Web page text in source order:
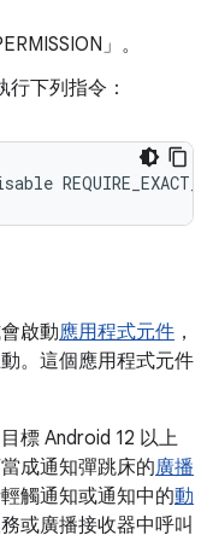
」 。
下列指令：
啟動應用程式元件 ，
。這個應用程式元件
標 Android 12 以上
當成通知彈跳床的廣播
觸通知或通知中的動
或廣播接收器中呼叫